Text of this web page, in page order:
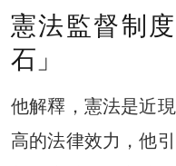
憲法監督制
石」
他解釋，憲法是近
高的法律效力，他